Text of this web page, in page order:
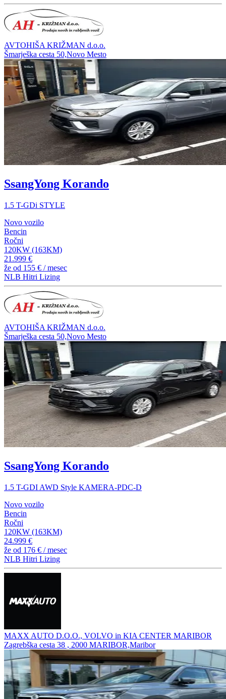
AVTOHIŠA KRIŽMAN d.o.o.
Šmarješka cesta 50,Novo Mesto
SsangYong Korando
1.5 T-GDi STYLE
Novo vozilo
Bencin
Ročni
120KW (163KM)
21.999 €
že od 155 € / mesec
NLB Hitri Lizing
AVTOHIŠA KRIŽMAN d.o.o.
Šmarješka cesta 50,Novo Mesto
SsangYong Korando
1.5 T-GDI AWD Style KAMERA-PDC-D
Novo vozilo
Bencin
Ročni
120KW (163KM)
24.999 €
že od 176 € / mesec
NLB Hitri Lizing
MAXX AUTO D.O.O., VOLVO in KIA CENTER MARIBOR
Zagrebška cesta 38 , 2000 MARIBOR,Maribor